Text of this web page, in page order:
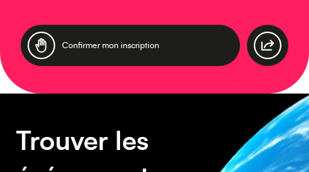
Confirmer mon inscription
Trouver les
Caraïbes
Europe